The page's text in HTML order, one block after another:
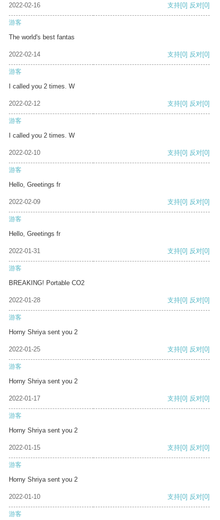
2022-02-16 支持[0] 反对[0]
游客
The world's best fantas
2022-02-14 支持[0] 反对[0]
游客
I called you 2 times. W
2022-02-12 支持[0] 反对[0]
游客
I called you 2 times. W
2022-02-10 支持[0] 反对[0]
游客
Hello, Greetings fr
2022-02-09 支持[0] 反对[0]
游客
Hello, Greetings fr
2022-01-31 支持[0] 反对[0]
游客
BREAKING! Portable CO2
2022-01-28 支持[0] 反对[0]
游客
Horny Shriya sent you 2
2022-01-25 支持[0] 反对[0]
游客
Horny Shriya sent you 2
2022-01-17 支持[0] 反对[0]
游客
Horny Shriya sent you 2
2022-01-15 支持[0] 反对[0]
游客
Horny Shriya sent you 2
2022-01-10 支持[0] 反对[0]
游客